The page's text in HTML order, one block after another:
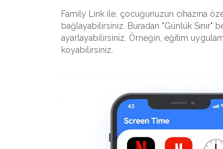
Family Link ile, çocuğunuzun cihazına
bağlayabilirsiniz. Buradan "Günlük
ayarlayabilirsiniz. Örneğin, eğitim
koyabilirsiniz.